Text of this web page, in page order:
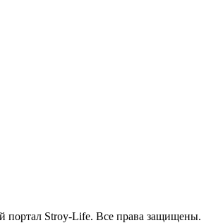
портал Stroy-Life. Все права защищены.